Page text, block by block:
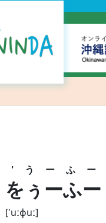
をぅーふー
'うーふー
['uːɸuː]